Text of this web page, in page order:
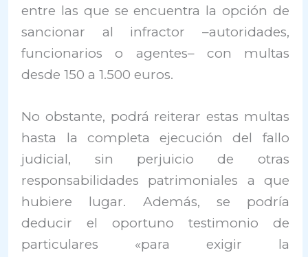
entre las que se encuentra la opción de
sancionar al infractor –autoridades,
funcionarios o agentes– con multas
desde 150 a 1.500 euros.
No obstante, podrá reiterar estas multas
hasta la completa ejecución del fallo
judicial, sin perjuicio de otras
responsabilidades patrimoniales a que
hubiere lugar. Además, se podría
deducir el oportuno testimonio de
particulares «para exigir la